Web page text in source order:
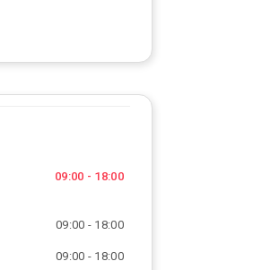
09:00 - 18:00
09:00 - 18:00
09:00 - 18:00